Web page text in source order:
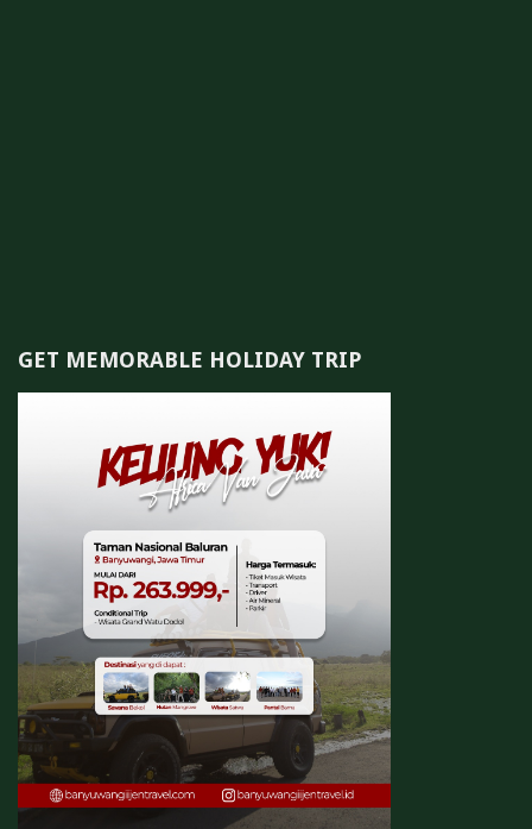
GET MEMORABLE HOLIDAY TRIP